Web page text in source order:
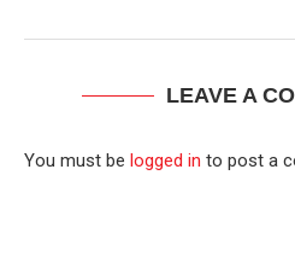
LEAVE A
You must be logged in to post a